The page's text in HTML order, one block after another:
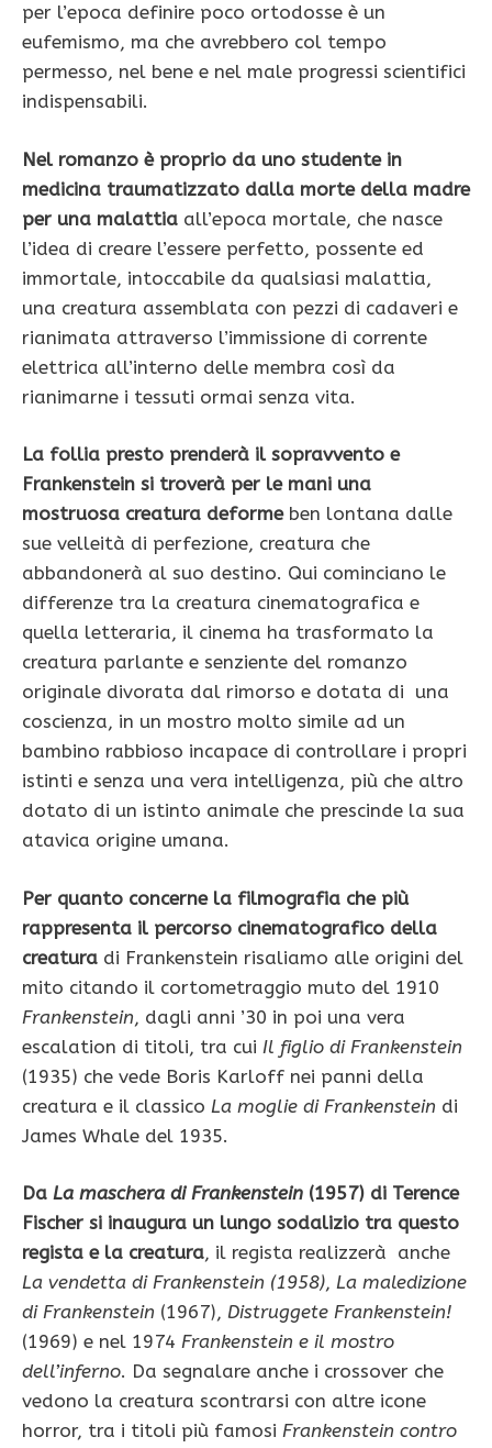
per l’epoca definire poco ortodosse è un
eufemismo, ma che avrebbero col tempo
permesso, nel bene e nel male progressi scientifici
indispensabili.
Nel romanzo è proprio da uno studente in
medicina traumatizzato dalla morte della madre
per una malattia all’epoca mortale, che nasce
l’idea di creare l’essere perfetto, possente ed
immortale, intoccabile da qualsiasi malattia,
una creatura assemblata con pezzi di cadaveri e
rianimata attraverso l’immissione di corrente
elettrica all’interno delle membra così da
rianimarne i tessuti ormai senza vita.
La follia presto prenderà il sopravvento e
Frankenstein si troverà per le mani una
mostruosa creatura deformeben lontana dalle
sue velleità di perfezione, creatura che
abbandonerà al suo destino. Qui cominciano le
differenze tra la creatura cinematografica e
quella letteraria, il cinema ha trasformato la
creatura parlante e senziente del romanzo
originale divorata dal rimorso e dotata di una
coscienza, in un mostro molto simile ad un
bambino rabbioso incapace di controllare i propri
istinti e senza una vera intelligenza, più che altro
dotato di un istinto animale che prescinde la sua
atavica origine umana.
Per quanto concerne la filmografia che più
rappresenta il percorso cinematografico della
creatura di Frankenstein risaliamo alle origini del
mito citando il cortometraggio muto del 1910
Frankenstein, dagli anni ’30 in poi una vera
escalation di titoli, tra cui Il figlio di Frankenstein
(1935) che vede Boris Karloff nei panni della
creatura e il classico La moglie di Frankenstein di
James Whale del 1935.
Da La maschera di Frankenstein (1957) di Terence
Fischer si inaugura un lungo sodalizio tra questo
regista e la creatura, il regista realizzerà anche
La vendetta di Frankenstein (1958), La maledizione
di Frankenstein (1967), Distruggete Frankenstein!
(1969) e nel 1974 Frankenstein e il mostro
dell’inferno. Da segnalare anche i crossover che
vedono la creatura scontrarsi con altre icone
horror, tra i titoli più famosi Frankenstein contro